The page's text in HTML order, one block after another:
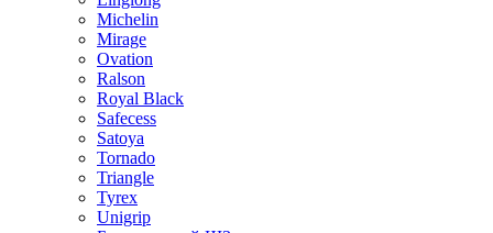
Michelin
Mirage
Ovation
Ralson
Royal Black
Safecess
Satoya
Tornado
Triangle
Tyrex
Unigrip